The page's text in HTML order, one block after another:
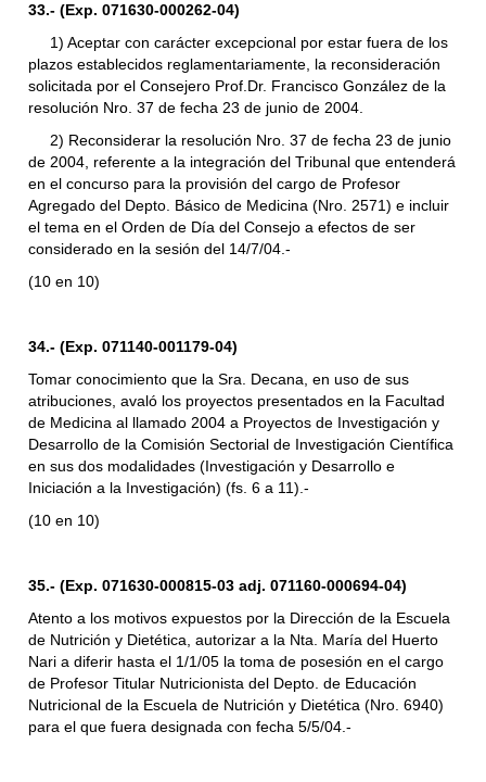
33.- (Exp. 071630-000262-04)
1) Aceptar con carácter excepcional por estar fuera de los
plazos establecidos reglamentariamente, la reconsideración
solicitada por el Consejero Prof.Dr. Francisco González de la
resolución Nro. 37 de fecha 23 de junio de 2004.
2) Reconsiderar la resolución Nro. 37 de fecha 23 de junio
de 2004, referente a la integración del Tribunal que entenderá
en el concurso para la provisión del cargo de Profesor
Agregado del Depto. Básico de Medicina (Nro. 2571) e incluir
el tema en el Orden de Día del Consejo a efectos de ser
considerado en la sesión del 14/7/04.-
(10 en 10)
34.- (Exp. 071140-001179-04)
Tomar conocimiento que la Sra. Decana, en uso de sus
atribuciones, avaló los proyectos presentados en la Facultad
de Medicina al llamado 2004 a Proyectos de Investigación y
Desarrollo de la Comisión Sectorial de Investigación Científica
en sus dos modalidades (Investigación y Desarrollo e
Iniciación a la Investigación) (fs. 6 a 11).-
(10 en 10)
35.- (Exp. 071630-000815-03 adj. 071160-000694-04)
Atento a los motivos expuestos por la Dirección de la Escuela
de Nutrición y Dietética, autorizar a la Nta. María del Huerto
Nari a diferir hasta el 1/1/05 la toma de posesión en el cargo
de Profesor Titular Nutricionista del Depto. de Educación
Nutricional de la Escuela de Nutrición y Dietética (Nro. 6940)
para el que fuera designada con fecha 5/5/04.-